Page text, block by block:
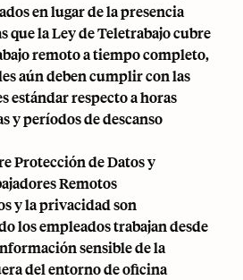
en lugar de la presencia
que la Ley de Teletrabajo cubre
remoto a tiempo completo,
aún deben cumplir con las
estándar respecto a horas
y períodos de descanso
Protección de Datos y
Remotos
y la privacidad son
los empleados trabajan desde
sensible de la
del entorno de oficina